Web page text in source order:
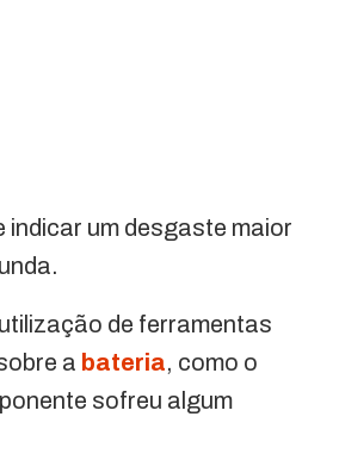
indicar um desgaste maior
de ferramentas
a bateria, como o
sofreu algum